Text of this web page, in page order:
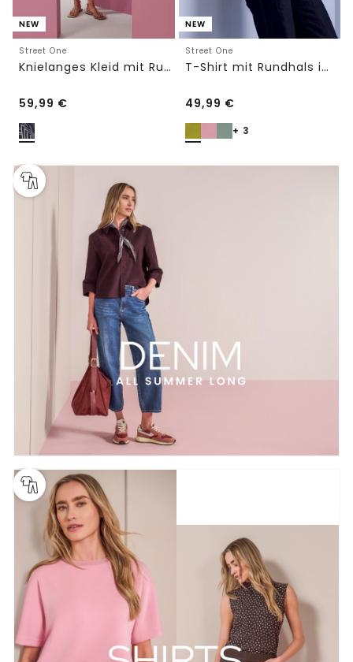
NEW
Street One
Knielanges Kleid mit Rundhals und Print
59,99 €
NEW
Street One
T-Shirt mit Rundhals im Silk-Look
49,99 €
+ 3